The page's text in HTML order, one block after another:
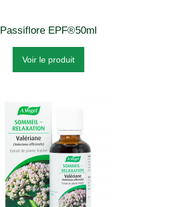
Passiflore EPF®50ml
Voir le produit